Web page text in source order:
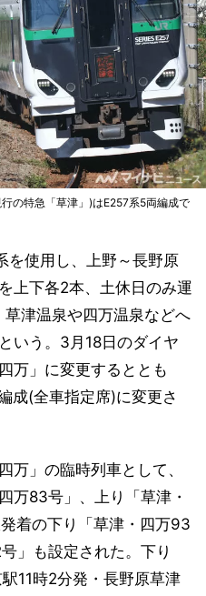
の特急「草津」)はE257系5両編成で
を使用し、上野～長野原
上下各2本、土休日のみ運
津温泉や四万温泉などへ
いう。3月18日のダイヤ
万」に変更するととも
成(全車指定席)に変更さ
万」の臨時列車として、
万83号」、上り「草津・
着の下り「草津・四万93
」も設定された。下り
11時2分発・長野原草津